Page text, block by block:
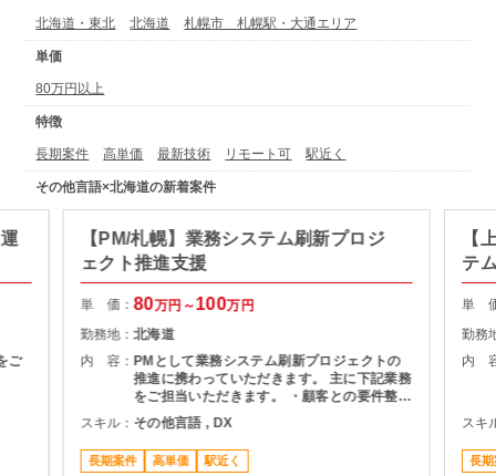
北海道・東北 北海道 札幌市 札幌駅・大通エリア
単価
80万円以上
特徴
長期案件 高単価 最新技術 リモート可 駅近く
その他言語×北海道の新着案件
ご
【PM/札幌】業務システム刷新プロジ
ェクト推進支援
単 価：80万円～100万円
勤務地：北海道
内 容： PMとして業務システム刷新プロジェクトの
推進に携わっていただきます。 主に下記業務
をご担当いただきます。 ・顧客との要件整
理・課題整理 ・プロジェクト計画の策定およ
び進捗管理 ・開発チームとの調整およびマネ
ジメント ・品質、課題、リスク管理 ・関係
者向け資料作成および各種報告 ・要件定義か
スキル： その他言語 , DX
長期案件 高単価 駅近く
【
テ
単
勤務
内
スキ
長期